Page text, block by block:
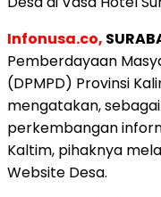
Infonusa.co,
Pemberdayaan
(DPMPD) Provinsi
mengatakan,
perkembangan
Kaltim, pihaknya
Website Desa.